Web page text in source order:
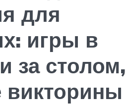
для
игры в
за столом,
викторины